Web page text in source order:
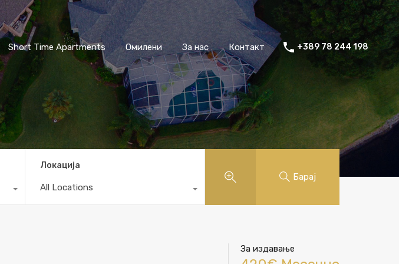
Short Time Apartments Омилени За нас Контакт +389 78 244 198
Локација
All Locations
Барај
За издавање